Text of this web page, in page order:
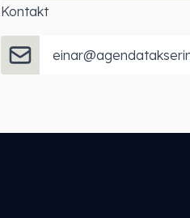
Kontakt